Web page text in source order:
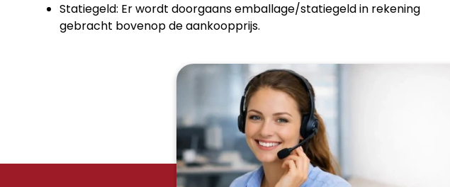
Statiegeld: Er wordt doorgaans emballage/statiegeld in rekening
gebracht bovenop de aankoopprijs.